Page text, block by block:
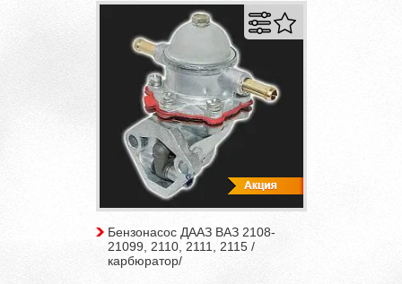
Бензонасос ДААЗ ВАЗ 2108-
21099, 2110, 2111, 2115 /
карбюратор/